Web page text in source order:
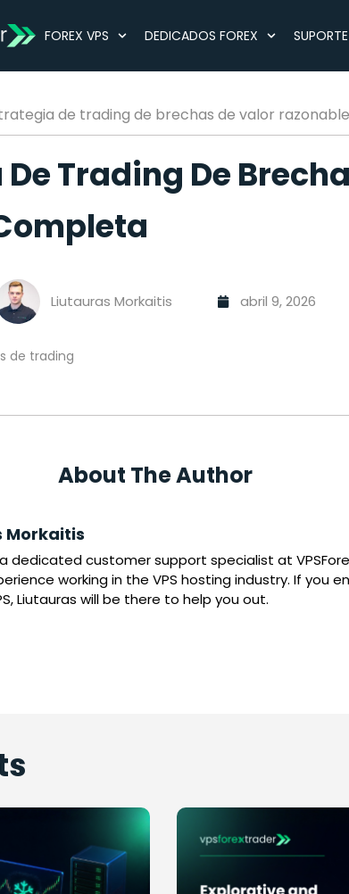
FOREX VPS DEDICADOS FOREX SUPORTE
de trading de brechas de valor
Trading De
Liutauras Morkaitis abril 9, 2026
de trading
About The Author
Morkaitis
dedicated customer support specialist at
working in the VPS hosting industry. If you
Liutauras will be there to help you out.